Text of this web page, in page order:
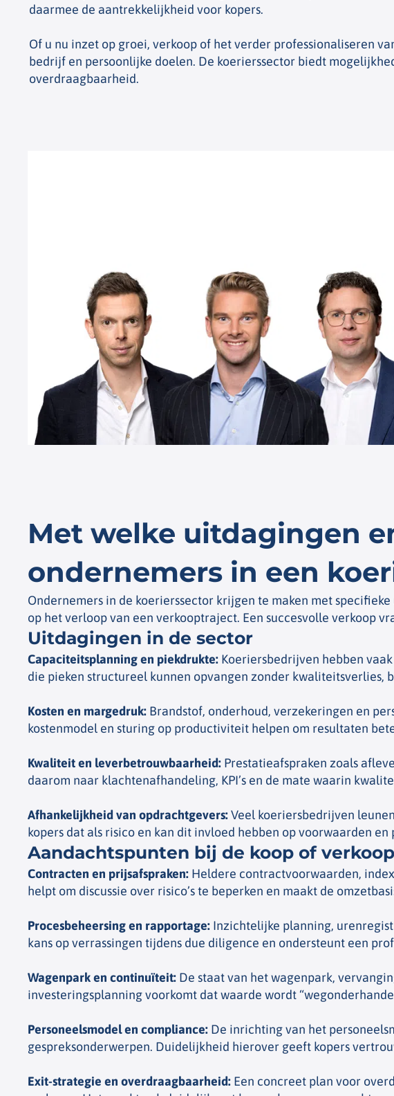
daarmee de aantrekkelijkheid voor kopers.
Of u nu inzet op groei, verkoop of het verder professionaliseren
bedrijf en persoonlijke doelen. De koerierssector biedt
overdraagbaarheid.
Met welke uitdagingen
ondernemers in een
Ondernemers in de koerierssector krijgen te maken met
op het verloop van een verkooptraject. Een succesvolle verkoop
Uitdagingen in de sector​
Capaciteitsplanning en piekdrukte: Koeriersbedrijven hebben
die pieken structureel kunnen opvangen zonder kwaliteitsverlies,
Kosten en margedruk: Brandstof, onderhoud, verzekeringen en
kostenmodel en sturing op productiviteit helpen om resultaten
Kwaliteit en leverbetrouwbaarheid: Prestatieafspraken zoals
daarom naar klachtenafhandeling, KPI’s en de mate waarin
Afhankelijkheid van opdrachtgevers:Veel koeriersbedrijven
kopers dat als risico en kan dit invloed hebben op voorwaarden en
Aandachtspunten bij de koop of
Contracten en prijsafspraken: Heldere contractvoorwaarden,
helpt om discussie over risico’s te beperken en maakt de
Procesbeheersing en rapportage: Inzichtelijke planning,
kans op verrassingen tijdens due diligence en ondersteunt een
Wagenpark en continuïteit: De staat van het wagenpark,
investeringsplanning voorkomt dat waarde wordt
Personeelsmodel en compliance: De inrichting van het
gespreksonderwerpen. Duidelijkheid hierover geeft kopers
Exit-strategie en overdraagbaarheid: Een concreet plan voor